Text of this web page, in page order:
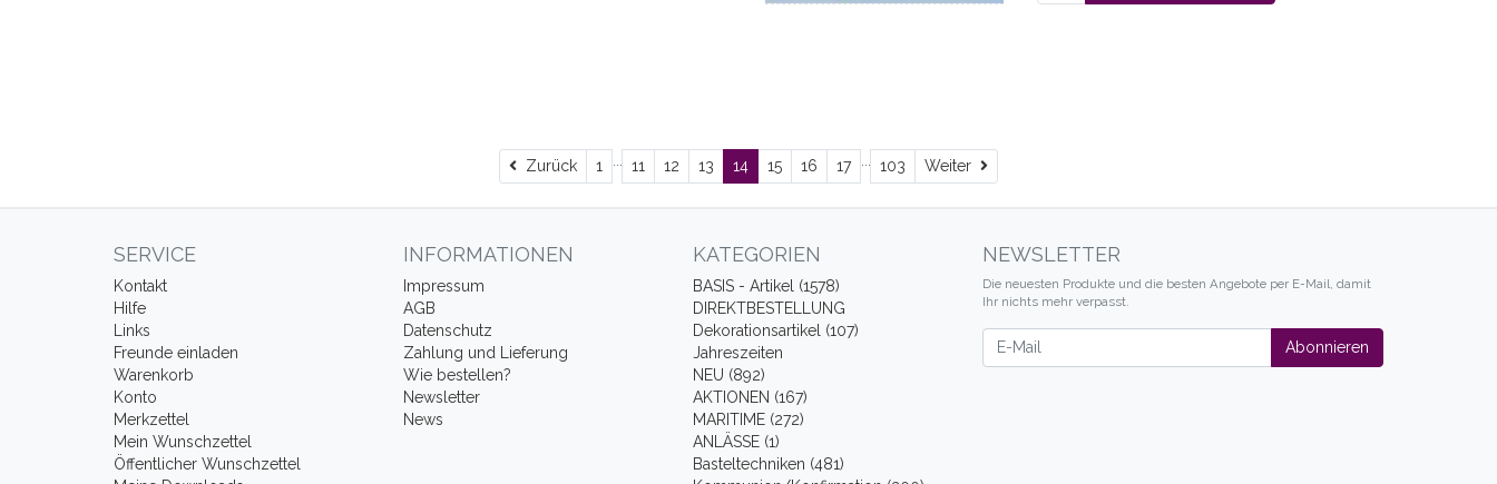
ZurückZurück
1 11 12 13 14 15 16 17 103 Weiter Weiter
SERVICE
Kontakt
Hilfe
Links
Freunde einladen
Warenkorb
Konto
Merkzettel
Mein Wunschzettel
Öffentlicher Wunschzettel
INFORMATIONEN
Impressum
AGB
Datenschutz
Zahlung und Lieferung
Wie bestellen?
Newsletter
News
KATEGORIEN
BASIS - Artikel (1578)
DIREKTBESTELLUNG
Dekorationsartikel (107)
Jahreszeiten
NEU (892)
AKTIONEN (167)
MARITIME (272)
ANLÄSSE (1)
Basteltechniken (481)
NEWSLETTER
Die neuesten Produkte und die besten Angebote per E-Mail, damit
Ihr nichts mehr verpasst.
Newsletter Abonnieren